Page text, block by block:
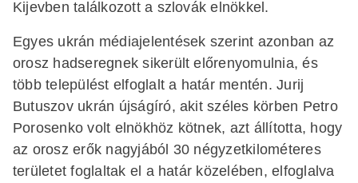
Kijevben találkozott a szlovák elnökkel.
Egyes ukrán médiajelentések szerint azonban az
orosz hadseregnek sikerült előrenyomulnia, és
több települést elfoglalt a határ mentén. Jurij
Butuszov ukrán újságíró, akit széles körben Petro
Porosenko volt elnökhöz kötnek, azt állította, hogy
az orosz erők nagyjából 30 négyzetkilométeres
területet foglaltak el a határ közelében, elfoglalva